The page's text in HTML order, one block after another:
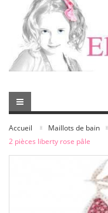
Accueil Maillots de bain
2 pièces liberty rose pâle